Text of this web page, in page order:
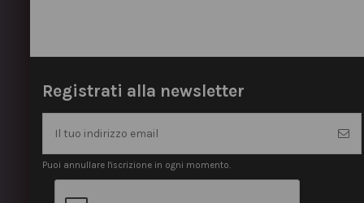
Registrati alla newsletter
Puoi annullare l'iscrizione in ogni momento.